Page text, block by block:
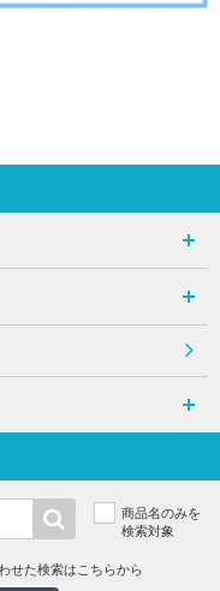
商品名のみを
検索対象
せた検索はこちらから